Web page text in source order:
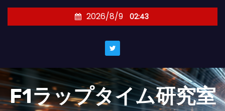
キ
2026/8/9 02:43
F1ラップタイム研究室